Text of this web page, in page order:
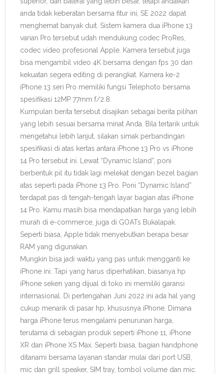
anda tidak keberatan bersama fitur ini, SE 2022 dapat
menghemat banyak duit. Sistem kamera dua iPhone 13
varian Pro tersebut udah mendukung codec ProRes,
codec video profesional Apple. Kamera tersebut juga
bisa mengambil video 4K bersama dengan fps 30 dan
kekuatan segera editing di perangkat. Kamera ke-2
iPhone 13 seri Pro memiliki fungsi Telephoto bersama
spesifikasi 12MP 77mm f/2.8.
Kumpulan berita tersebut disajikan sebagai berita pilihan
yang lebih sesuai bersama minat Anda. Bila tertarik untuk
mengetahui lebih lanjut, silakan simak perbandingan
spesifikasi di atas kertas antara iPhone 13 Pro vs iPhone
14 Pro tersebut ini. Lewat “Dynamic Island”, poni
berbentuk pil itu tidak lagi melekat dengan bezel bagian
atas seperti pada iPhone 13 Pro. Poni “Dynamic Island”
terdapat pas di tengah-tengah layar bagian atas iPhone
14 Pro. Kamu masih bisa mendapatkan harga yang lebih
murah di e-commerce, juga di GOATs Bukalapak.
Seperti biasa, Apple tidak menyebutkan berapa besar
RAM yang digunakan.
Mungkin bisa jadi waktu yang pas untuk mengganti ke
iPhone ini. Tapi yang harus diperhatikan, biasanya hp
iPhone seken yang dijual di toko ini memiliki garansi
internasional. Di pertengahan Juni 2022 ini ada hal yang
cukup menarik di pasar hp, khususnya iPhone. Dimana
harga iPhone terus mengalami penurunan harga,
terutama di sebagian produk seperti iPhone 11, iPhone
XR dan iPhone XS Max. Seperti biasa, bagian handphone
ditanami bersama layanan standar mulai dari port USB,
mic dan grill speaker, SIM tray, tombol volume dan mic.